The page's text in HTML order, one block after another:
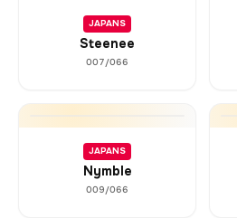
JAPANS
Steenee
007/066
JAPANS
Nymble
009/066